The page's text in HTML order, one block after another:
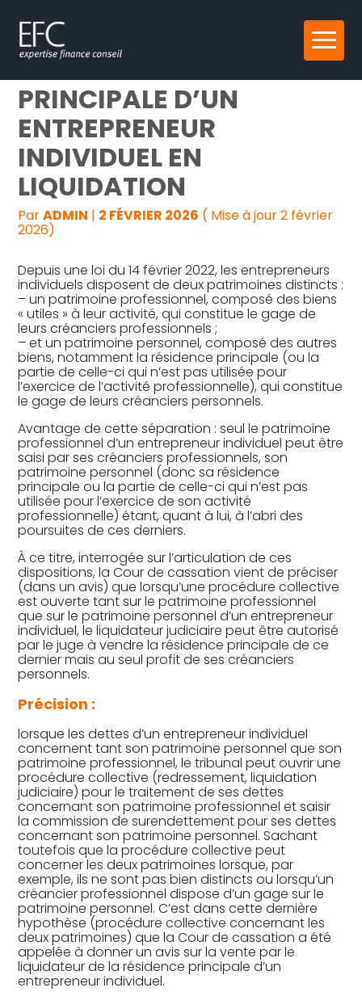
Aller
au
Reprise, transmission et création
Gestion au quotidien
Pilotage d’entreprise
Audit
VENTE DE LA RÉSIDENCE
PRINCIPALE D’UN
ENTREPRENEUR
INDIVIDUEL EN
LIQUIDATION
ParADMIN | 2 FÉVRIER 2026 ( Mise à jour 2 février
2026)
Depuis une loi du 14 février 2022, les entrepreneurs
individuels disposent de deux patrimoines distincts :
– un patrimoine professionnel, composé des biens
« utiles » à leur activité, qui constitue le gage de
leurs créanciers professionnels ;
– et un patrimoine personnel, composé des autres
biens, notamment la résidence principale (ou la
partie de celle-ci qui n’est pas utilisée pour
l’exercice de l’activité professionnelle), qui constitue
le gage de leurs créanciers personnels.
Avantage de cette séparation : seul le patrimoine
professionnel d’un entrepreneur individuel peut être
saisi par ses créanciers professionnels, son
patrimoine personnel (donc sa résidence
principale ou la partie de celle-ci qui n’est pas
utilisée pour l’exercice de son activité
professionnelle) étant, quant à lui, à l’abri des
poursuites de ces derniers.
À ce titre, interrogée sur l’articulation de ces
dispositions, la Cour de cassation vient de préciser
(dans un avis) que lorsqu’une procédure collective
est ouverte tant sur le patrimoine professionnel
que sur le patrimoine personnel d’un entrepreneur
individuel, le liquidateur judiciaire peut être autorisé
par le juge à vendre la résidence principale de ce
dernier mais au seul profit de ses créanciers
personnels.
Précision :
lorsque les dettes d’un entrepreneur individuel
concernent tant son patrimoine personnel que son
patrimoine professionnel, le tribunal peut ouvrir une
procédure collective (redressement, liquidation
judiciaire) pour le traitement de ses dettes
concernant son patrimoine professionnel et saisir
la commission de surendettement pour ses dettes
concernant son patrimoine personnel. Sachant
toutefois que la procédure collective peut
concerner les deux patrimoines lorsque, par
exemple, ils ne sont pas bien distincts ou lorsqu’un
créancier professionnel dispose d’un gage sur le
patrimoine personnel. C’est dans cette dernière
hypothèse (procédure collective concernant les
deux patrimoines) que la Cour de cassation a été
appelée à donner un avis sur la vente par le
liquidateur de la résidence principale d’un
entrepreneur individuel.